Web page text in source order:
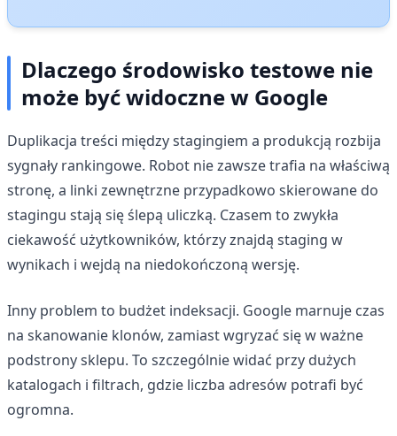
Dlaczego środowisko testowe nie
może być widoczne w Google
Duplikacja treści między stagingiem a produkcją rozbija
sygnały rankingowe. Robot nie zawsze trafia na właściwą
stronę, a linki zewnętrzne przypadkowo skierowane do
stagingu stają się ślepą uliczką. Czasem to zwykła
ciekawość użytkowników, którzy znajdą staging w
wynikach i wejdą na niedokończoną wersję.
Inny problem to budżet indeksacji. Google marnuje czas
na skanowanie klonów, zamiast wgryzać się w ważne
podstrony sklepu. To szczególnie widać przy dużych
katalogach i filtrach, gdzie liczba adresów potrafi być
ogromna.